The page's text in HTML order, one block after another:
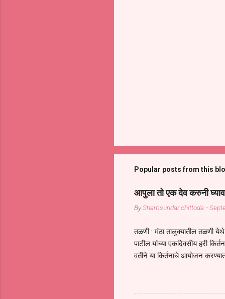
Popular posts from this
आपुला तो एक देव करुनी
ByShamsundar chittoda -
तळणी : मंठा तालुक्यातील तळणी येथे
पाटील यांच्या एकदिवसीय हरी
वतीने या किर्तनाचे आयोजन
जातीच्या परीक्षेचा काळ आहे
महामारीतून जर आपल्याला वाचायचे